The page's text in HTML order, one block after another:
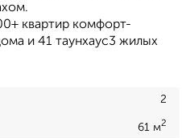
квартир комфорт-
и 41 таунхаус3 жилых
2
61 м2